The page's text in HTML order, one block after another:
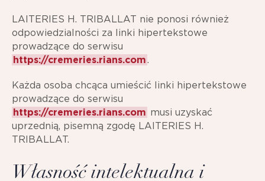
LAITERIES H. TRIBALLAT nie ponosi również
odpowiedzialności za linki hipertekstowe
prowadzące do serwisu
https://cremeries.rians.com.
Każda osoba chcąca umieścić linki hipertekstowe
prowadzące do serwisu
https://cremeries.rians.com musi uzyskać
uprzednią, pisemną zgodę LAITERIES H.
TRIBALLAT.
Własność intelektualna i